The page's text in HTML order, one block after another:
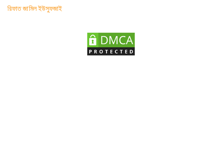
রিফাত জামিল ইউসুফজাই